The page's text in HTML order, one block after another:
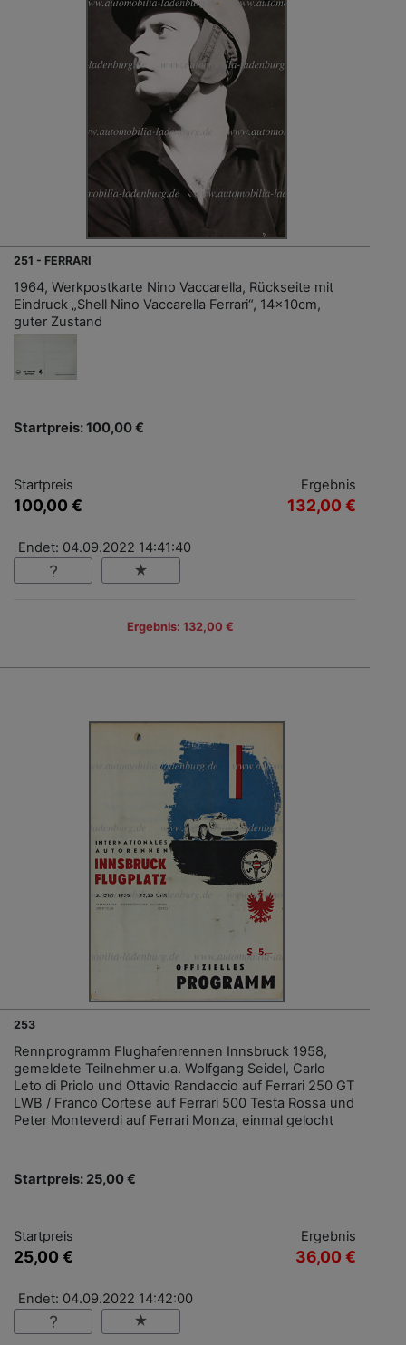
251 - FERRARI
1964, Werkpostkarte Nino Vaccarella, Rückseite mit
Eindruck „Shell Nino Vaccarella Ferrari“, 14x10cm,
guter Zustand
Startpreis: 100,00 €
Startpreis
100,00 €
Ergebnis
132,00 €
Endet: 04.09.2022 14:41:40
Ergebnis: 132,00 €
253
Rennprogramm Flughafenrennen Innsbruck 1958,
gemeldete Teilnehmer u.a. Wolfgang Seidel, Carlo
Leto di Priolo und Ottavio Randaccio auf Ferrari 250 GT
LWB / Franco Cortese auf Ferrari 500 Testa Rossa und
Peter Monteverdi auf Ferrari Monza, einmal gelocht
Startpreis: 25,00 €
Startpreis
25,00 €
Ergebnis
36,00 €
Endet: 04.09.2022 14:42:00